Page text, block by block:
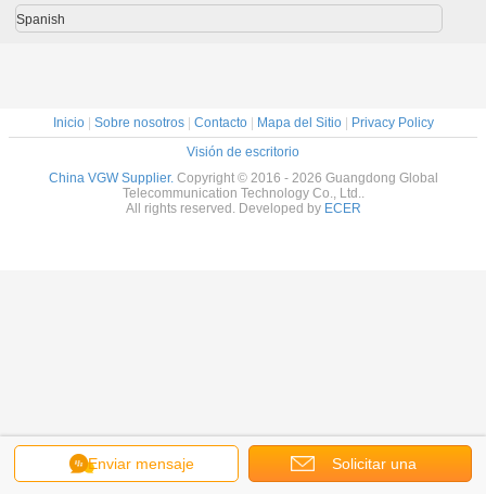
Enviar mensaje Solicitar una
Spanish
Inicio| Sobre nosotros| Contacto| Mapa del Sitio|
Privacy Policy
Visión de escritorio
China VGW Supplier. Copyright © 2016 - 2026 Guangdong Global
Telecommunication Technology Co., Ltd..
All rights reserved. Developed by ECER